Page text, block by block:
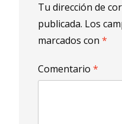
Tu dirección de
publicada. Los
marcados con *
Comentario *